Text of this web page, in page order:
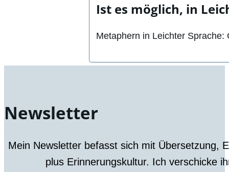
Ist es möglich, in
Metaphern in Leichter
Newsletter
Mein Newsletter befasst sich mit Übersetzung,
plus Erinnerungskultur. Ich verschicke